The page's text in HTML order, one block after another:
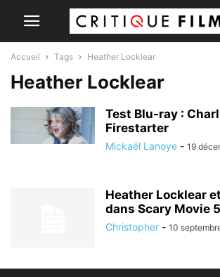
Accueil Tags Heather Locklear
Heather Locklear
Test Blu-ray :
Firestarter
Mickaël Lanoye - 19
Heather Locklear
dans Scary Movie
Christopher - 10